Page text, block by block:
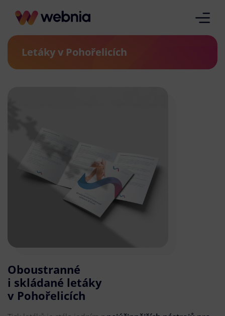
Letáky v Pohořelicích
Oboustranné
i skládané letáky
v Pohořelicích